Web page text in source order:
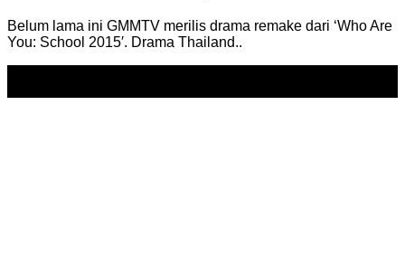
Belum lama ini GMMTV merilis drama remake dari ‘Who Are
You: School 2015′. Drama Thailand..